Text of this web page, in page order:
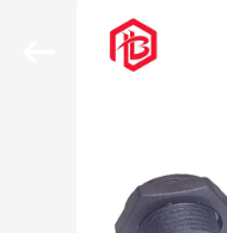
PRODUCTOS